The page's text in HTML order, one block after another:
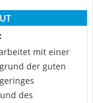
mit einer
der guten
des